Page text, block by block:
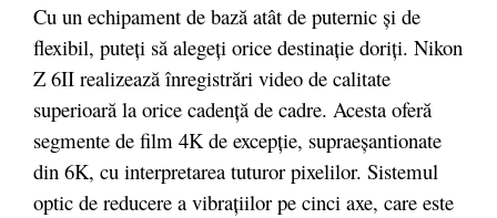
Cu un echipament de bază atât de puternic și de
flexibil, puteți să alegeți orice destinație doriți. Nikon
Z 6II realizează înregistrări video de calitate
superioară la orice cadență de cadre. Acesta oferă
segmente de film 4K de excepție, supraeșantionate
din 6K, cu interpretarea tuturor pixelilor. Sistemul
optic de reducere a vibrațiilor pe cinci axe, care este